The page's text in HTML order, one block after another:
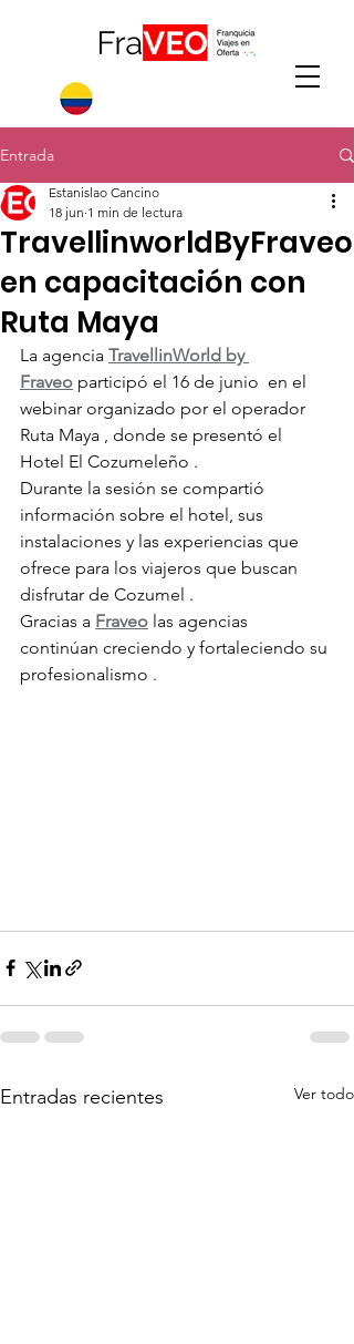
Entrada
TravellinworldByFraveo
en capacitación con
Ruta Maya
Estanislao Cancino
18 jun 1 min de lectura
La agencia TravellinWorld by
Fraveo participó el 16 de junio  en el
webinar organizado por el operador
Ruta Maya , donde se presentó el
Hotel El Cozumeleño .
Durante la sesión se compartió
información sobre el hotel, sus
instalaciones y las experiencias que
ofrece para los viajeros que buscan
disfrutar de Cozumel .
Gracias a Fraveo las agencias
continúan creciendo y fortaleciendo su
profesionalismo .
Entradas recientes Ver todo